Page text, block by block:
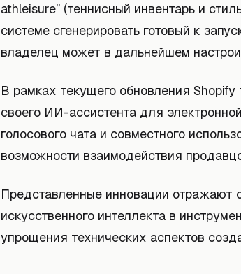
athleisure” (теннисный инвентарь и
системе сгенерировать готовый к
владелец может в дальнейшем
В рамках текущего обновления
своего ИИ-ассистента для
голосового чата и совместного
возможности взаимодействия
Представленные инновации отражают
искусственного интеллекта в
упрощения технических аспектов